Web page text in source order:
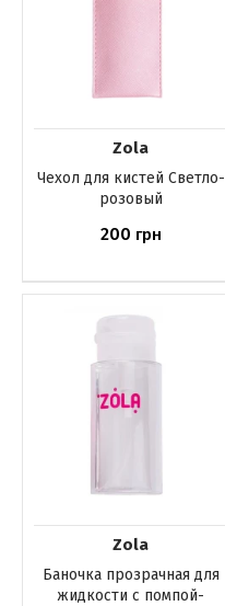
Zola
Чехол для кистей Светло-
розовый
200 грн
Zola
Баночка прозрачная для
жидкости с помпой-